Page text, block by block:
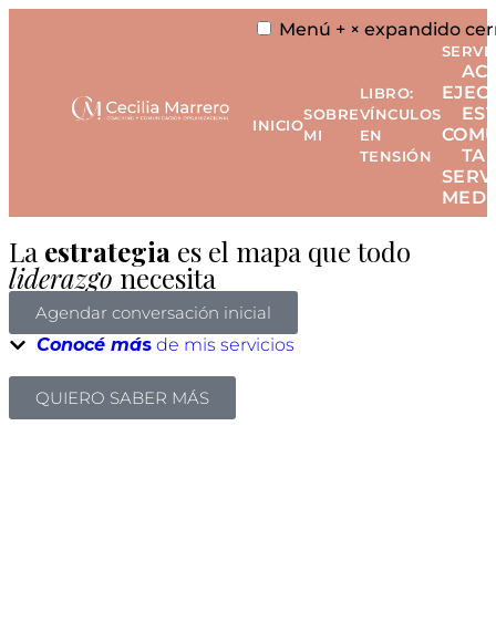
Menú + × expandido
INICIO
SOBRE
MI
LIBRO:
VÍNCULOS
EN
TENSIÓN
La estrategia es el mapa que todo
liderazgo necesita
Agendar conversación inicial
Conocé más de mis servicios
QUIERO SABER MÁS